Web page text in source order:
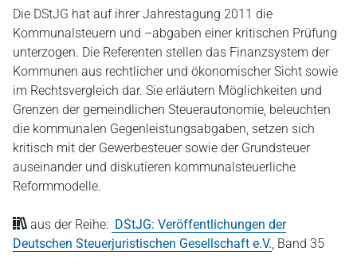
Die DStJG hat auf ihrer Jahrestagung 2011 die
Kommunalsteuern und –abgaben einer kritischen Prüfung
unterzogen. Die Referenten stellen das Finanzsystem der
Kommunen aus rechtlicher und ökonomischer Sicht sowie
im Rechtsvergleich dar. Sie erläutern Möglichkeiten und
Grenzen der gemeindlichen Steuerautonomie, beleuchten
die kommunalen Gegenleistungsabgaben, setzen sich
kritisch mit der Gewerbesteuer sowie der Grundsteuer
auseinander und diskutieren kommunalsteuerliche
Reformmodelle.
aus der Reihe: DStJG: Veröffentlichungen der
Deutschen Steuerjuristischen Gesellschaft e.V., Band 35